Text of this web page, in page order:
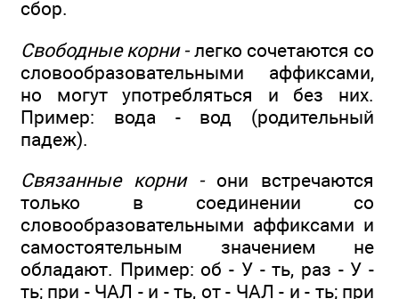
сбор.
Свободные корни -легко сочетаются со
словообразовательными аффиксами,
но могут употребляться и без них.
Пример: вода - вод (родительный
падеж).
Связанные корни -они встречаются
только в соединении со
словообразовательными аффиксами и
самостоятельным значением не
обладают. Пример: об - У - ть, раз - У -
ть; при - ЧАЛ - и - ть, от - ЧАЛ - и - ть; при